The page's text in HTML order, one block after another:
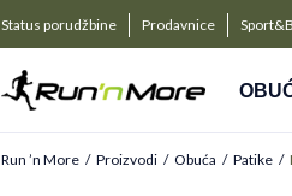
Status porudžbine Prodavnice
PLAĆANJE NA
Kreditnim karticama BANCA
Run ’n More Proizvodi Obuća Patike